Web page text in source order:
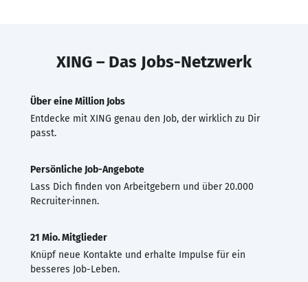
XING – Das Jobs-Netzwerk
Über eine Million Jobs
Entdecke mit XING genau den Job, der wirklich zu Dir
passt.
Persönliche Job-Angebote
Lass Dich finden von Arbeitgebern und über 20.000
Recruiter·innen.
21 Mio. Mitglieder
Knüpf neue Kontakte und erhalte Impulse für ein
besseres Job-Leben.